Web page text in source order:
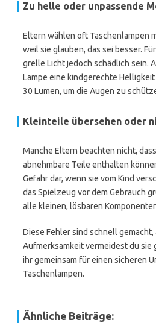
Zu helle oder unpassende
Eltern wählen oft Taschenlampen
weil sie glauben, das sei besser.
grelle Licht jedoch schädlich sein.
Lampe eine kindgerechte
30 Lumen, um die Augen zu
Kleinteile übersehen oder
Manche Eltern beachten nicht,
abnehmbare Teile enthalten
Gefahr dar, wenn sie vom Kind
das Spielzeug vor dem Gebrauch
alle kleinen, lösbaren
Diese Fehler sind schnell gemacht,
Aufmerksamkeit vermeidest du sie
ihr gemeinsam für einen sicheren
Taschenlampen.
Ähnliche Beiträge: